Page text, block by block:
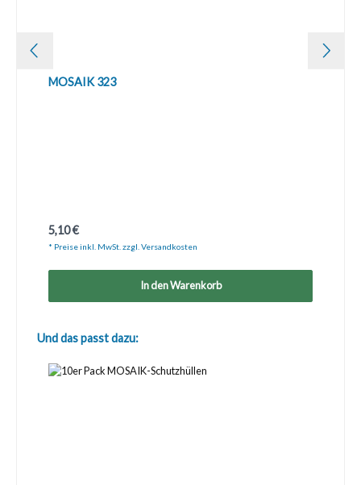
MOSAIK 323
Regulärer Preis:
5,10 €
* Preise inkl. MwSt. zzgl. Versandkosten
In den Warenkorb
Produktgalerie überspringen
Und das passt dazu: